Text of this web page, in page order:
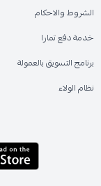
الشروط والاحكام
خدمة دفع تمارا
برنامج التسويق بالعمولة
نظام الولاء